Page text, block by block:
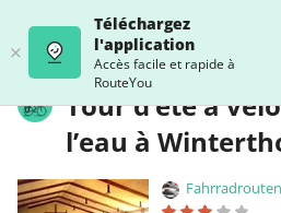
Téléchargez
l'application
Accès facile et rapide à
RouteYou
Tour d’été à
l’eau à